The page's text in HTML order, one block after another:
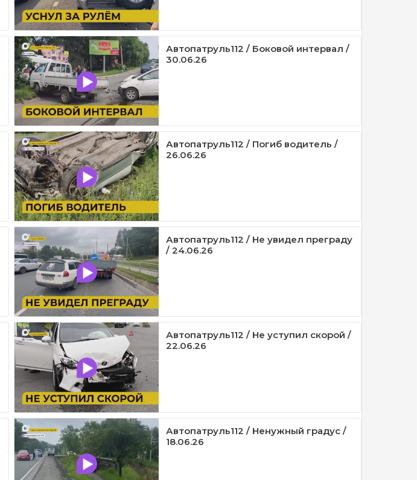
Автопатруль112 / Боковой интервал /
30.06.26
Автопатруль112 / Погиб водитель /
26.06.26
Автопатруль112 / Не увидел преграду
/ 24.06.26
Автопатруль112 / Не уступил скорой /
22.06.26
Автопатруль112 / Ненужный градус /
18.06.26